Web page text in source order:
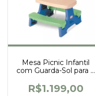
Mesa Picnic Infantil
com Guarda-Sol para 4
R$1.199,00